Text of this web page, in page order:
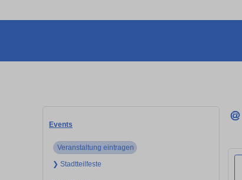
Events
Veranstaltung eintragen
❯ Stadtteilfeste